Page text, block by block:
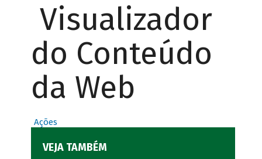
Visualizador
do Conteúdo
da Web
Ações
VEJA TAMBÉM